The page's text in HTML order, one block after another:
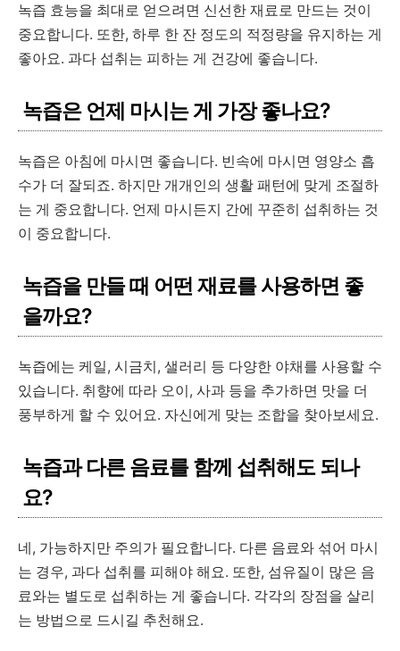
녹즙 효능을 최대로 얻으려면 신선한 재료로 만드는 것이
중요합니다. 또한, 하루 한 잔 정도의 적정량을 유지하는 게
좋아요. 과다 섭취는 피하는 게 건강에 좋습니다.
녹즙은 언제 마시는 게 가장 좋나요?
녹즙은 아침에 마시면 좋습니다. 빈속에 마시면 영양소 흡
수가 더 잘되죠. 하지만 개개인의 생활 패턴에 맞게 조절하
는 게 중요합니다. 언제 마시든지 간에 꾸준히 섭취하는 것
이 중요합니다.
녹즙을 만들 때 어떤 재료를 사용하면 좋
을까요?
녹즙에는 케일, 시금치, 샐러리 등 다양한 야채를 사용할 수
있습니다. 취향에 따라 오이, 사과 등을 추가하면 맛을 더
풍부하게 할 수 있어요. 자신에게 맞는 조합을 찾아보세요.
녹즙과 다른 음료를 함께 섭취해도 되나
요?
네, 가능하지만 주의가 필요합니다. 다른 음료와 섞어 마시
는 경우, 과다 섭취를 피해야 해요. 또한, 섬유질이 많은 음
료와는 별도로 섭취하는 게 좋습니다. 각각의 장점을 살리
는 방법으로 드시길 추천해요.